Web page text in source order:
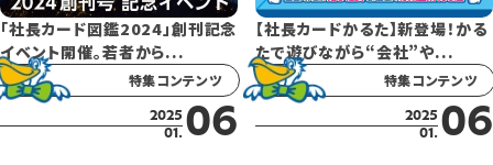
「社長カード図鑑2024」創刊記念
イベント開催。若者から...
特集コンテンツ
2025
01. 06
【社長カードかるた】新登場！かる
たで遊びながら“会社”や...
特集コンテンツ
2025
01. 06